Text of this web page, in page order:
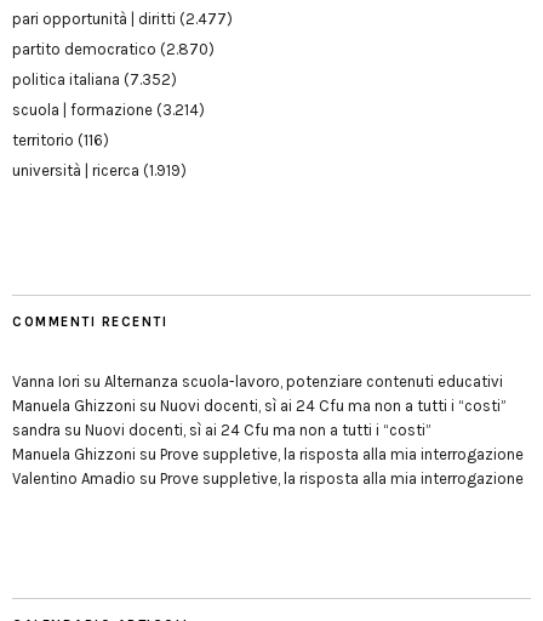
pari opportunità | diritti (2.477)
partito democratico (2.870)
politica italiana (7.352)
scuola | formazione (3.214)
territorio (116)
università | ricerca (1.919)
COMMENTI RECENTI
Vanna Iori su Alternanza scuola-lavoro, potenziare contenuti educativi
Manuela Ghizzoni su Nuovi docenti, sì ai 24 Cfu ma non a tutti i “costi”
sandra su Nuovi docenti, sì ai 24 Cfu ma non a tutti i “costi”
Manuela Ghizzoni su Prove suppletive, la risposta alla mia interrogazione
Valentino Amadio su Prove suppletive, la risposta alla mia interrogazione